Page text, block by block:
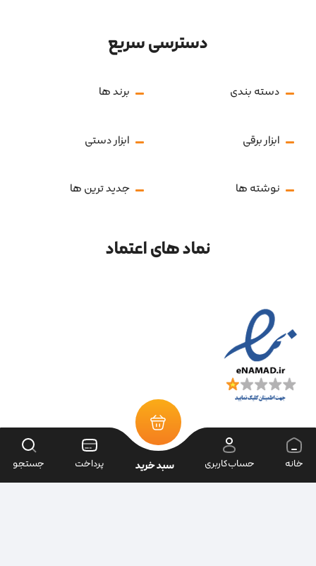
دسترسی سریع
دسته بندی برند ها
ابزار برقی ابزار دستی
نوشته ها جدید ترین ها
نماد های اعتماد
خانه حساب‌کاربری سبد خرید پرداخت جستجو